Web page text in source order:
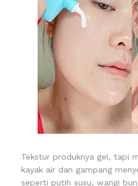
Tekstur produknya gel, tapi
kayak air dan gampang
seperti putih susu, wangi